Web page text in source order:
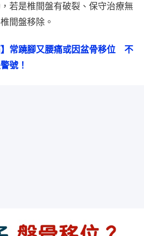
若是椎間盤有破裂、保守治療無
間盤移除。
】常蹺腳又腰痛或因盆骨移位　不
號！